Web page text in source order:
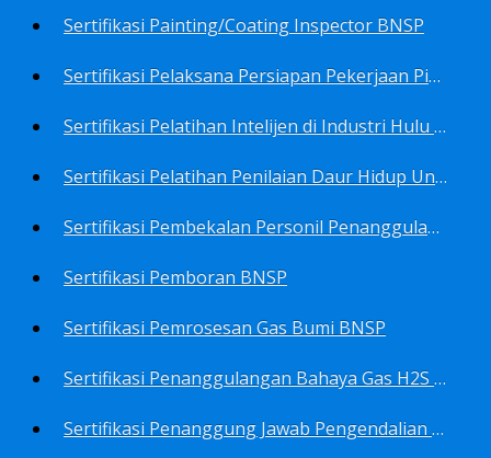
Sertifikasi Painting/Coating Inspector BNSP
Sertifikasi Pelaksana Persiapan Pekerjaan Pims BNSP
Sertifikasi Pelatihan Intelijen di Industri Hulu Minyak dan Gas Bumi BNSP
Sertifikasi Pelatihan Penilaian Daur Hidup Untuk PROPER (Life Cycle Asssment) BNSP
Sertifikasi Pembekalan Personil Penanggulangan Pencemaran Tingkat On-Scene Commander (IMO Level 2) BNSP
Sertifikasi Pemboran BNSP
Sertifikasi Pemrosesan Gas Bumi BNSP
Sertifikasi Penanggulangan Bahaya Gas H2S BNSP
Sertifikasi Penanggung Jawab Pengendalian Pencemaran Udara BNSP